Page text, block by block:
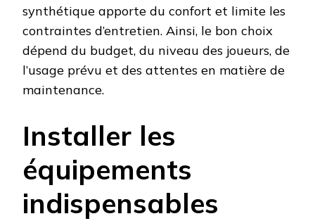
synthétique apporte du confort et limite les
contraintes d’entretien. Ainsi, le bon choix
dépend du budget, du niveau des joueurs, de
l’usage prévu et des attentes en matière de
maintenance.
Installer les
équipements
indispensables